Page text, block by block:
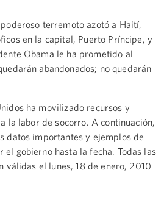
terremoto azotó a Haití,
en la capital, Puerto Príncipe, y
Obama le ha prometido al
abandonados; no quedarán
ha movilizado recursos y
la labor de socorro. A continuación,
datos importantes y ejemplos de
el gobierno hasta la fecha. Todas las
válidas el lunes, 18 de enero, 2010